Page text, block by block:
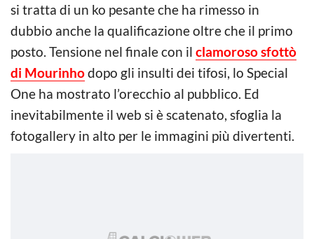
si tratta di un ko pesante che ha rimesso in
dubbio anche la qualificazione oltre che il primo
posto. Tensione nel finale con il clamoroso sfottò
di Mourinhodopo gli insulti dei tifosi, lo Special
One ha mostrato l’orecchio al pubblico. Ed
inevitabilmente il web si è scatenato, sfoglia la
fotogallery in alto per le immagini più divertenti.